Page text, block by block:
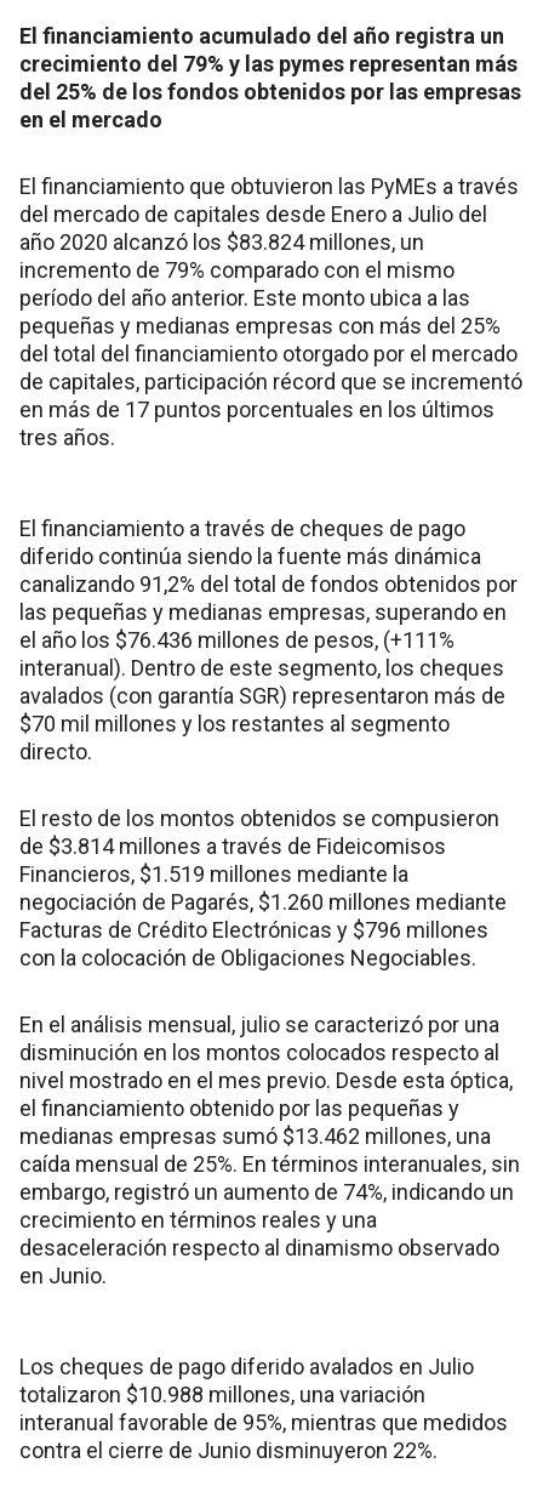
El financiamiento acumulado del año registra un
crecimiento del 79% y las pymes representan más
del 25% de los fondos obtenidos por las empresas
en el mercado
El financiamiento que obtuvieron las PyMEs a través
del mercado de capitales desde Enero a Julio del
año 2020 alcanzó los $83.824 millones, un
incremento de 79% comparado con el mismo
período del año anterior. Este monto ubica a las
pequeñas y medianas empresas con más del 25%
del total del financiamiento otorgado por el mercado
de capitales, participación récord que se incrementó
en más de 17 puntos porcentuales en los últimos
tres años.
El financiamiento a través de cheques de pago
diferido continúa siendo la fuente más dinámica
canalizando 91,2% del total de fondos obtenidos por
las pequeñas y medianas empresas, superando en
el año los $76.436 millones de pesos, (+111%
interanual). Dentro de este segmento, los cheques
avalados (con garantía SGR) representaron más de
$70 mil millones y los restantes al segmento
directo.
El resto de los montos obtenidos se compusieron
de $3.814 millones a través de Fideicomisos
Financieros, $1.519 millones mediante la
negociación de Pagarés, $1.260 millones mediante
Facturas de Crédito Electrónicas y $796 millones
con la colocación de Obligaciones Negociables.
En el análisis mensual, julio se caracterizó por una
disminución en los montos colocados respecto al
nivel mostrado en el mes previo. Desde esta óptica,
el financiamiento obtenido por las pequeñas y
medianas empresas sumó $13.462 millones, una
caída mensual de 25%. En términos interanuales, sin
embargo, registró un aumento de 74%, indicando un
crecimiento en términos reales y una
desaceleración respecto al dinamismo observado
en Junio.
Los cheques de pago diferido avalados en Julio
totalizaron $10.988 millones, una variación
interanual favorable de 95%, mientras que medidos
contra el cierre de Junio disminuyeron 22%.